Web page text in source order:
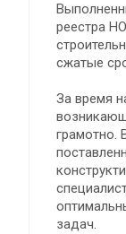
реестра
сжатые
За время
грамотно.
задач.